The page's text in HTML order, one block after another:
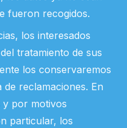
fueron recogidos.
los interesados
tratamiento de sus
los conservaremos
reclamaciones. En
y por motivos
particular, los